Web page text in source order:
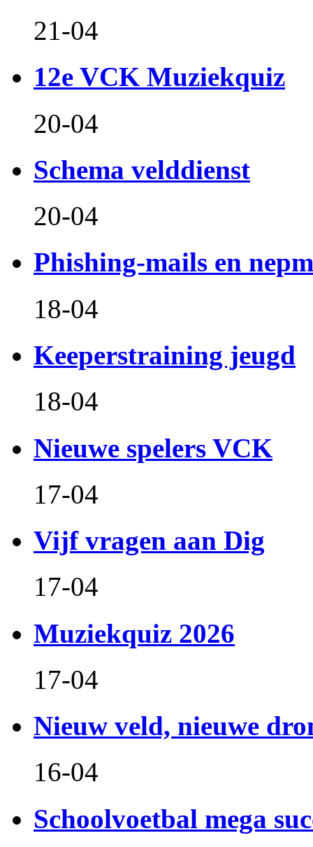
21-04
12e VCK Muziekquiz
20-04
Schema velddienst
20-04
Phishing-mails en
18-04
Keeperstraining jeugd
18-04
Nieuwe spelers VCK
17-04
Vijf vragen aan Dig
17-04
Muziekquiz 2026
17-04
Nieuw veld, nieuwe
16-04
Schoolvoetbal mega